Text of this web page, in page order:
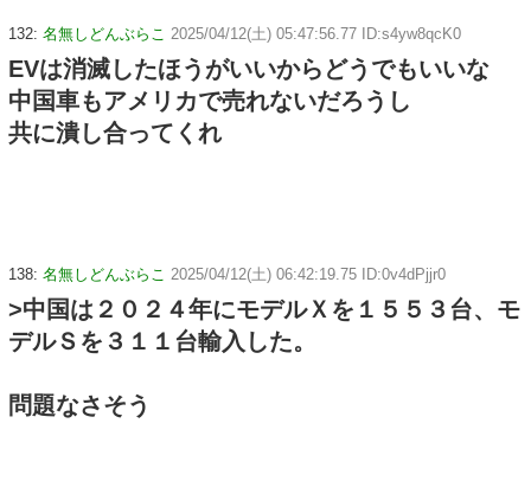
132: 名無しどんぶらこ 2025/04/12(土) 05:47:56.77 ID:s4yw8qcK0
EVは消滅したほうがいいからどうでもいいな
中国車もアメリカで売れないだろうし
共に潰し合ってくれ
138: 名無しどんぶらこ 2025/04/12(土) 06:42:19.75 ID:0v4dPjjr0
>中国は２０２４年にモデルＸを１５５３台、モ
デルＳを３１１台輸入した。
問題なさそう